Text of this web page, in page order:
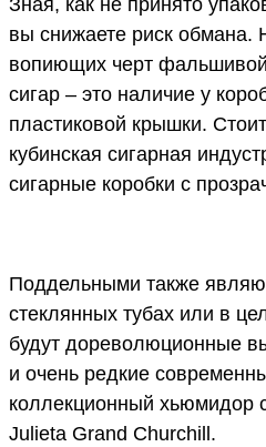
Зная, как не принято
вы снижаете риск обмана.
вопиющих черт фальшивой
сигар – это наличие у
пластиковой крышки.
кубинская сигарная
сигарные коробки с
Поддельными также
стеклянных тубах или в
будут дореволюционные
и очень редкие
коллекционный хьюмидор
Julieta Grand Churchill.